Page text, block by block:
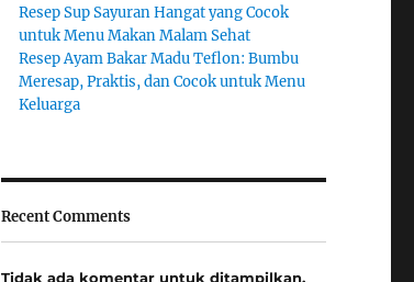
Resep Sup Sayuran Hangat yang Cocok
untuk Menu Makan Malam Sehat
Resep Ayam Bakar Madu Teflon: Bumbu
Meresap, Praktis, dan Cocok untuk Menu
Keluarga
Recent Comments
Tidak ada komentar untuk ditampilkan.